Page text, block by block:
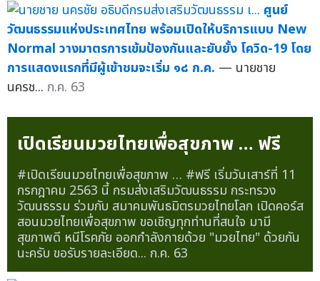
ศูนย์
วัฒนธรรมแห่งประเทศไทย พร้อมเปิดให้บริการแบบ New
Normal วางมาตรการเข้มป้องกันและยับยั้ง โควิด-19 โดย
การแสดงแรกที่มีผู้เข้าชมจะเริ่ม ๑๘ ก.ค. — นายชาย
นครช... ก.ค. 63
เปิดเรียนมวยไทยเพื่อสุขภาพ … ฟรี
#เปิดเรียนมวยไทยเพื่อสุขภาพ … #ฟรี เริ่มวันเสาร์ที่ 11
กรกฎาคม 2563 นี้ กรมส่งเสริมวัฒนธรรม กระทรวง
วัฒนธรรม ร่วมกับ สมาคมพันธมิตรมวยไทยโลก เปิดคอร์ส
สอนมวยไทยเพื่อสุขภาพ ขอเชิญทุกท่านที่สนใจ มามี
สุขภาพดี หนีโรคภัย ออกกำลังกายด้วย "มวยไทย" ด้วยกัน
นะครับ ขอรับรายละเอียด... ก.ค. 63